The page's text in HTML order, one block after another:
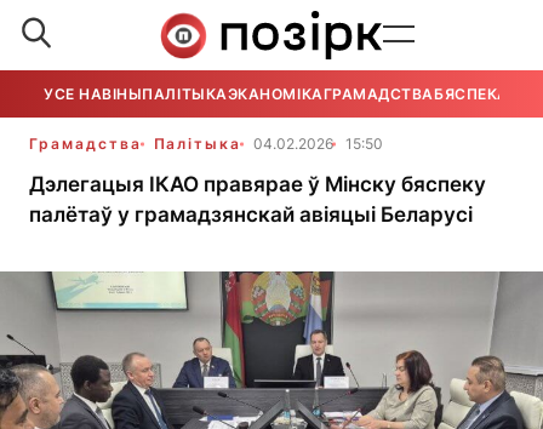
УСЕ НАВІНЫПАЛІТЫКАЭКАНОМІКАГРАМАДСТВАБЯСПЕКА
Грамадства Палітыка 04.02.2026 15:50
Дэлегацыя ІКАО правярае ў Мінску бяспеку
палётаў у грамадзянскай авіяцыі Беларусі